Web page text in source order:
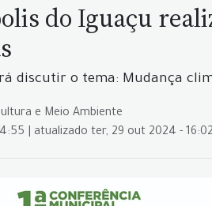
do Iguaçu
discutir o tema: Mudança
e Meio Ambiente
| atualizado ter, 29 out 2024 - 16:02